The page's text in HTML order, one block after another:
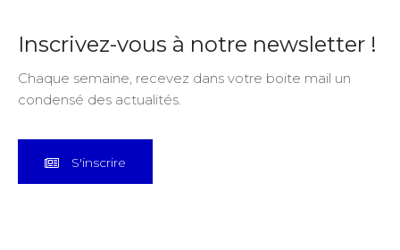
Inscrivez-vous à notre newsletter !
Chaque semaine, recevez dans votre boite mail un
condensé des actualités.
S'inscrire